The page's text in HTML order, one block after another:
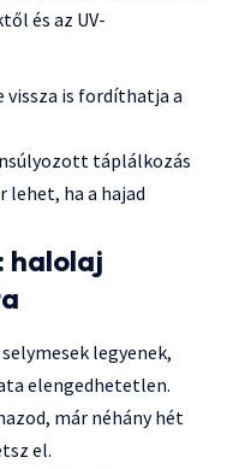
és az UV-
vissza is fordíthatja a
táplálkozás
ha a hajad
halolaj
legyenek,
elengedhetetlen.
már néhány hét
el.